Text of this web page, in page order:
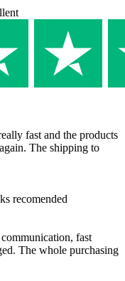
fast and the products
The shipping to
recomended
fast
The whole purchasing